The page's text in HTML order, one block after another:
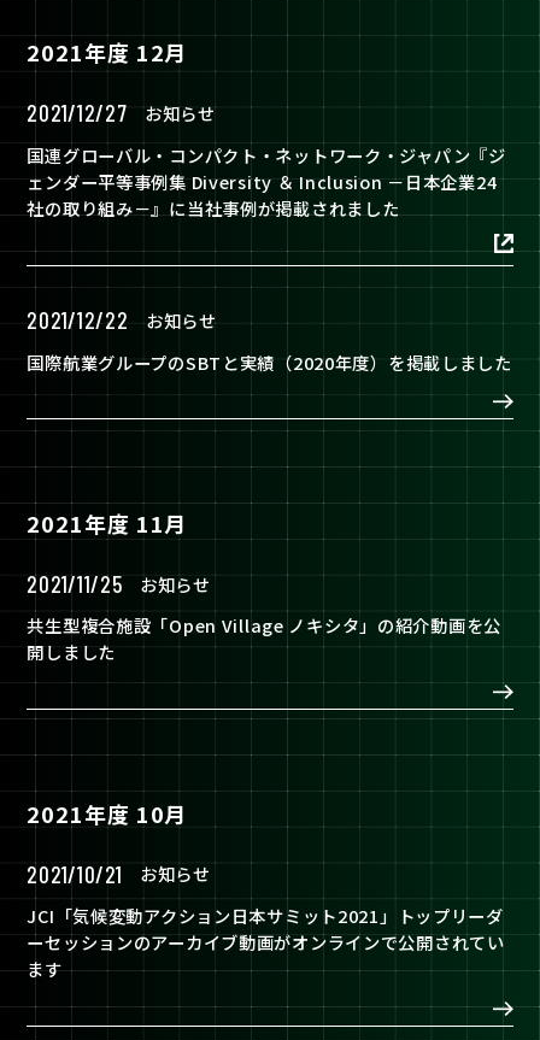
2021年度 12月
2021/12/27
お知らせ
国連グローバル・コンパクト・ネットワーク・ジャパン『ジ
ェンダー平等事例集 Diversity ＆ Inclusion －日本企業24
社の取り組み－』に当社事例が掲載されました
2021/12/22
お知らせ
国際航業グループのSBTと実績（2020年度）を掲載しました
2021年度 11月
2021/11/25
お知らせ
共生型複合施設「Open Village ノキシタ」の紹介動画を公
開しました
2021年度 10月
2021/10/21
お知らせ
JCI「気候変動アクション日本サミット2021」トップリーダ
ーセッションのアーカイブ動画がオンラインで公開されてい
ます